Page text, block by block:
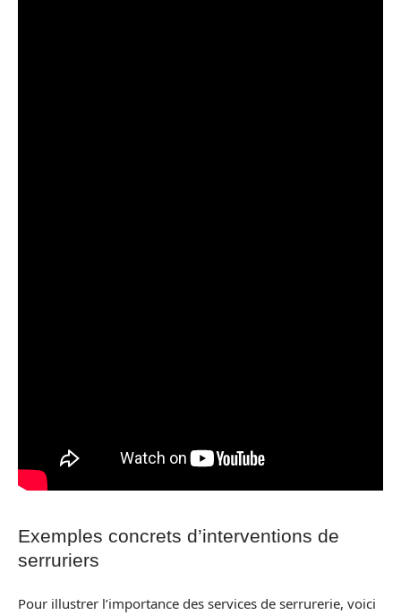
Exemples concrets d’interventions de
serruriers
Pour illustrer l’importance des services de serrurerie, voici